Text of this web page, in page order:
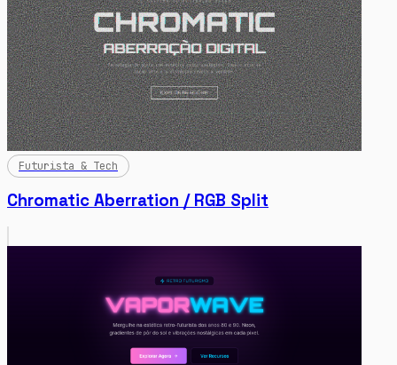
Futurista & Tech
Chromatic Aberration / RGB Split